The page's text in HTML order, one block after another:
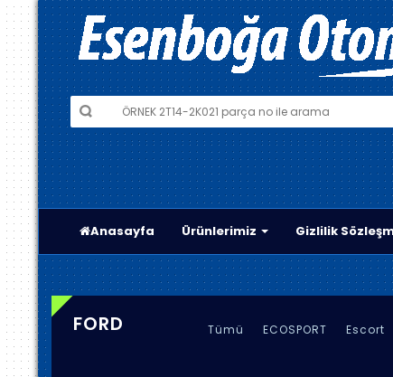
Anasayfa Ürünlerimiz Gizlilik
FORD Tümü ECOSPORT Escort